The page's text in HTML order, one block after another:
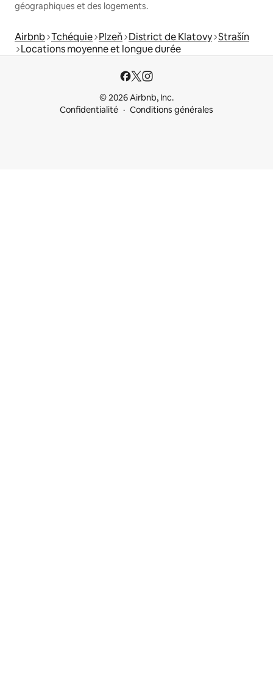
géographiques et des logements.
Airbnb Tchéquie Plzeň District de Klatovy Strašín
Locations moyenne et longue durée
© 2026 Airbnb, Inc.
Confidentialité
Conditions générales